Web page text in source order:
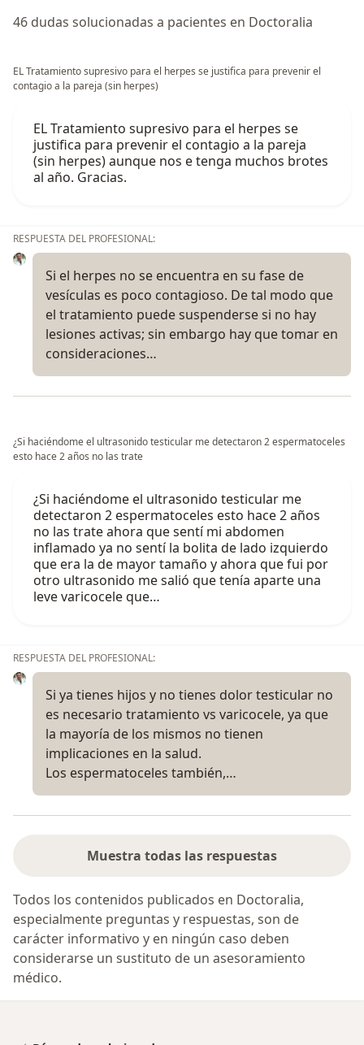
46 dudas solucionadas a pacientes en Doctoralia
EL Tratamiento supresivo para el herpes se justifica para prevenir el
contagio a la pareja (sin herpes)
EL Tratamiento supresivo para el herpes se
justifica para prevenir el contagio a la pareja
(sin herpes) aunque nos e tenga muchos brotes
al año. Gracias.
RESPUESTA DEL PROFESIONAL:
Si el herpes no se encuentra en su fase de
vesículas es poco contagioso. De tal modo que
el tratamiento puede suspenderse si no hay
lesiones activas; sin embargo hay que tomar en
consideraciones…
¿Si haciéndome el ultrasonido testicular me detectaron 2 espermatoceles
esto hace 2 años no las trate
¿Si haciéndome el ultrasonido testicular me
detectaron 2 espermatoceles esto hace 2 años
no las trate ahora que sentí mi abdomen
inflamado ya no sentí la bolita de lado izquierdo
que era la de mayor tamaño y ahora que fui por
otro ultrasonido me salió que tenía aparte una
leve varicocele que…
RESPUESTA DEL PROFESIONAL:
Si ya tienes hijos y no tienes dolor testicular no
es necesario tratamiento vs varicocele, ya que
la mayoría de los mismos no tienen
implicaciones en la salud.
Los espermatoceles también,…
Muestra todas las respuestas
Todos los contenidos publicados en Doctoralia,
especialmente preguntas y respuestas, son de
carácter informativo y en ningún caso deben
considerarse un sustituto de un asesoramiento
médico.